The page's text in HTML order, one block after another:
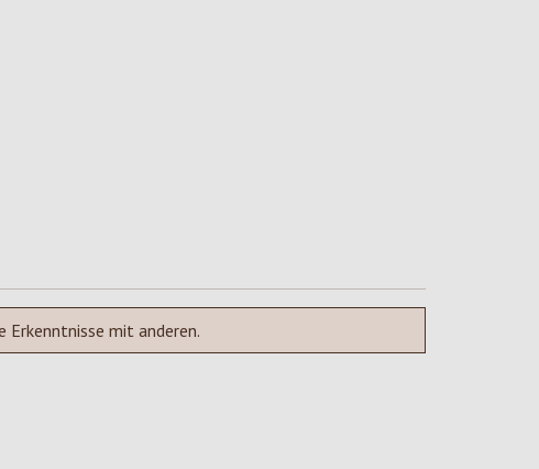
Erkenntnisse mit anderen.